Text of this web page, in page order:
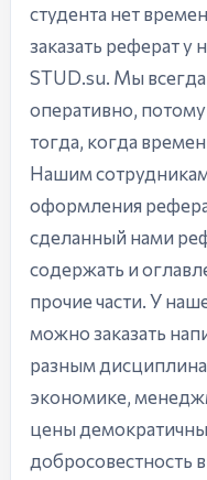
студента нет
заказать реферат
STUD.su. Мы
оперативно,
тогда, когда
Нашим
оформления
сделанный нами
содержать и
прочие части. У
можно заказать
разным
экономике,
цены
добросовестность